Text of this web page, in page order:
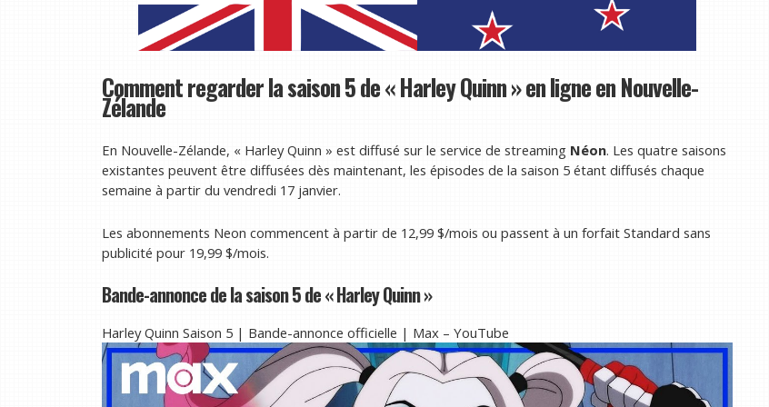
Comment regarder la saison 5 de « Harley Quinn » en ligne en Nouvelle-
Zélande
En Nouvelle-Zélande, « Harley Quinn » est diffusé sur le service de streaming Néon. Les quatre saisons
existantes peuvent être diffusées dès maintenant, les épisodes de la saison 5 étant diffusés chaque
semaine à partir du vendredi 17 janvier.
Les abonnements Neon commencent à partir de 12,99 $/mois ou passent à un forfait Standard sans
publicité pour 19,99 $/mois.
Bande-annonce de la saison 5 de « Harley Quinn »
Harley Quinn Saison 5 | Bande-annonce officielle | Max – YouTube